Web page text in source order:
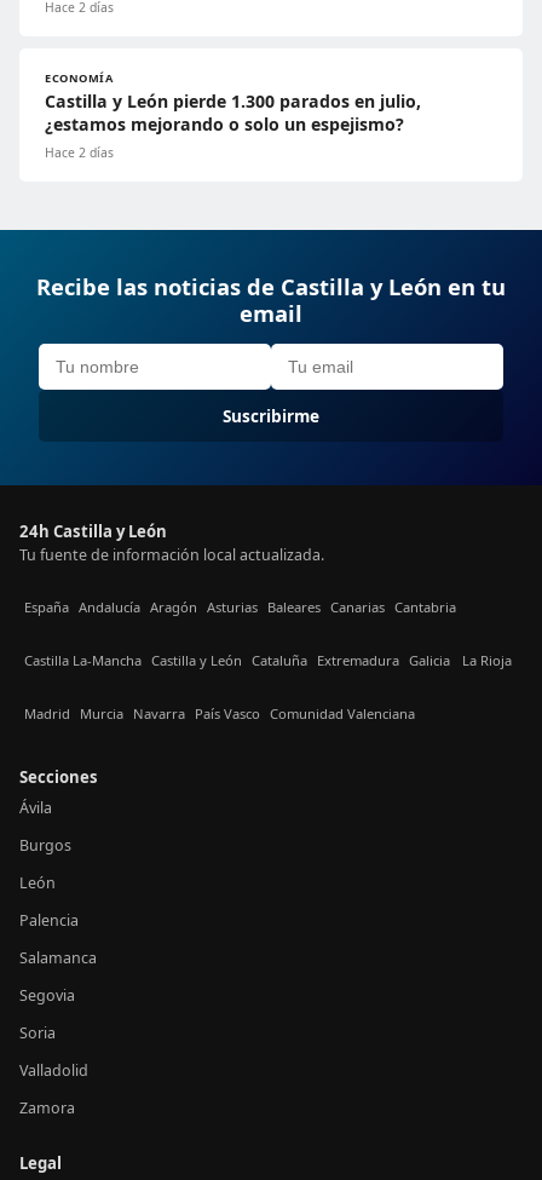
Hace 2 días
ECONOMÍA
Castilla y León pierde 1.300 parados en julio,
¿estamos mejorando o solo un espejismo?
Hace 2 días
Recibe las noticias de Castilla y León en tu
email
Suscribirme
24h Castilla y León
Tu fuente de información local actualizada.
España Andalucía Aragón Asturias Baleares Canarias Cantabria
Castilla La-Mancha Castilla y León Cataluña Extremadura Galicia La Rioja
Madrid Murcia Navarra País Vasco Comunidad Valenciana
Secciones
Ávila
Burgos
León
Palencia
Salamanca
Segovia
Soria
Valladolid
Zamora
Legal